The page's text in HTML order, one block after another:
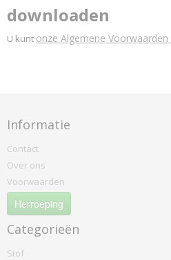
downloaden
U kunt onze Algemene
Informatie
Contact
Over ons
Voorwaarden
Herroeping
Categorieën
Stof